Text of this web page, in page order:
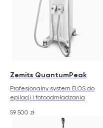
Zemits QuantumPeak
Profesjonalny system ELOS do
epilacji i fotoodmładzania
59 500 zł